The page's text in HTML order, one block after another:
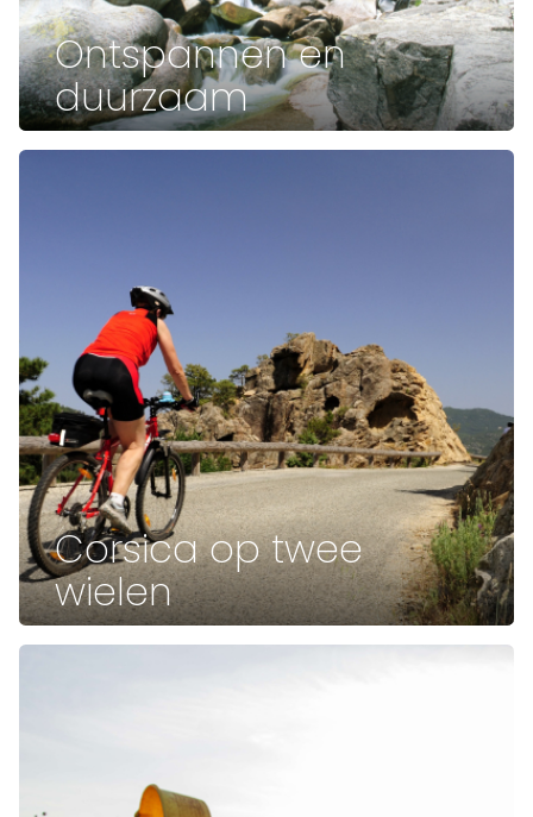
Ontspannen en
duurzaam
Corsica op twee
wielen